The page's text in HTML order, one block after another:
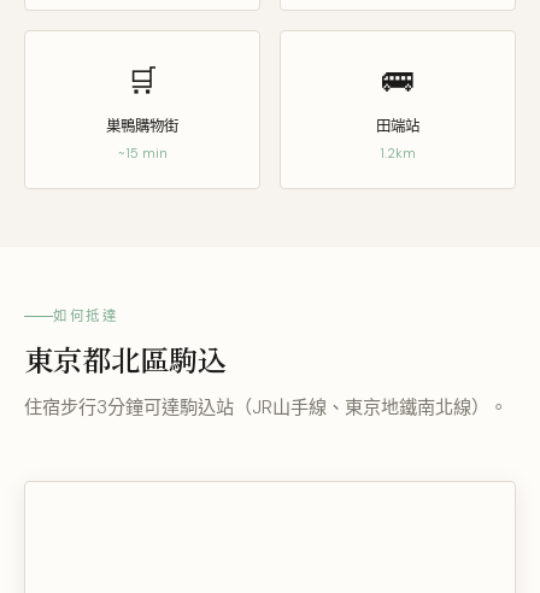
🛒
巣鴨購物街
~15 min
🚌
田端站
1.2km
如何抵達
東京都北區駒込
住宿步行3分鐘可達駒込站（JR山手線、東京地鐵南北線）。